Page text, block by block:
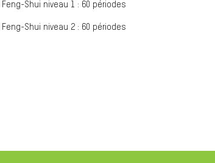
Shui niveau 1 : 60 périodes
Shui niveau 2 : 60 périodes